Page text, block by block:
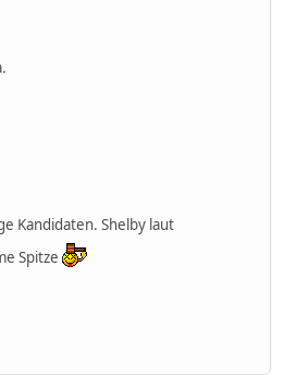
Kandidaten. Shelby laut
Spitze